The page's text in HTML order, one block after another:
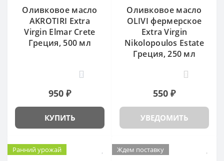
Оливковое масло
AKROTIRI Extra
Virgin Elmar Crete
Греция, 500 мл
950 ₽
КУПИТЬ
Оливковое масло
OLIVI фермерское
Extra Virgin
Nikolopoulos Estate
Греция, 250 мл
550 ₽
УВЕДОМИТЬ
Ранний урожай Ждем поставку